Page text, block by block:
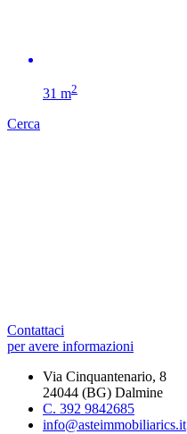
31 m2
Cerca
Contattaci
per avere informazioni
Via Cinquantenario, 8
24044 (BG) Dalmine
C. 392 9842685
info@asteimmobiliarics.it